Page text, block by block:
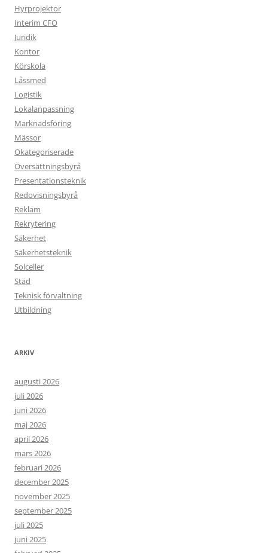
Hyrprojektor
Interim CFO
Juridik
Kontor
Körskola
Låssmed
Logistik
Lokalanpassning
Marknadsföring
Mässor
Okategoriserade
Översättningsbyrå
Presentationsteknik
Redovisningsbyrå
Reklam
Rekrytering
Säkerhet
Säkerhetsteknik
Solceller
Städ
Teknisk förvaltning
Utbildning
ARKIV
augusti 2026
juli 2026
juni 2026
maj 2026
april 2026
mars 2026
februari 2026
december 2025
november 2025
september 2025
juli 2025
juni 2025